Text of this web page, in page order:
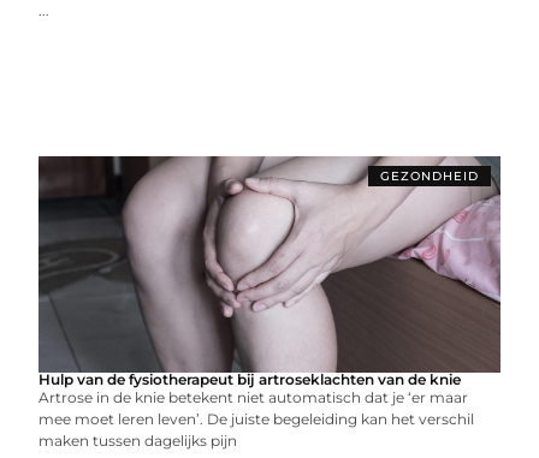
...
GEZONDHEID
Hulp van de fysiotherapeut bij artroseklachten van de knie
Artrose in de knie betekent niet automatisch dat je ‘er maar
mee moet leren leven’. De juiste begeleiding kan het verschil
maken tussen dagelijks pijn